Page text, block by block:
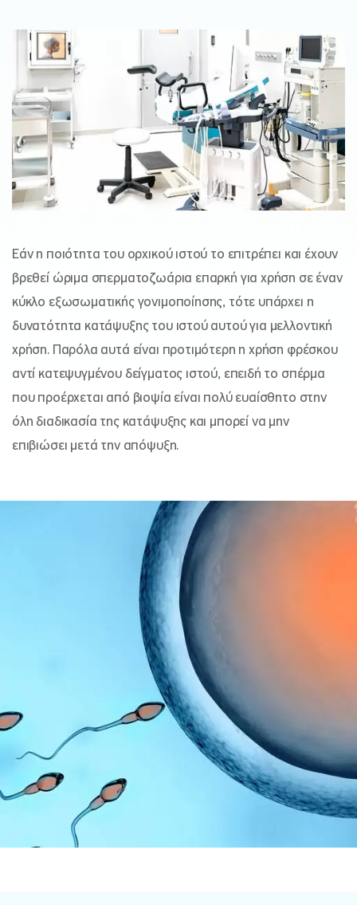
Εάν η ποιότητα του ορχικού ιστού το επιτρέπει και έχουν
βρεθεί ώριμα σπερματοζωάρια επαρκή για χρήση σε έναν
κύκλο εξωσωματικής γονιμοποίησης, τότε υπάρχει η
δυνατότητα κατάψυξης του ιστού αυτού για μελλοντική
χρήση. Παρόλα αυτά είναι προτιμότερη η χρήση φρέσκου
αντί κατεψυγμένου δείγματος ιστού, επειδή το σπέρμα
που προέρχεται από βιοψία είναι πολύ ευαίσθητο στην
όλη διαδικασία της κατάψυξης και μπορεί να μην
επιβιώσει μετά την απόψυξη.